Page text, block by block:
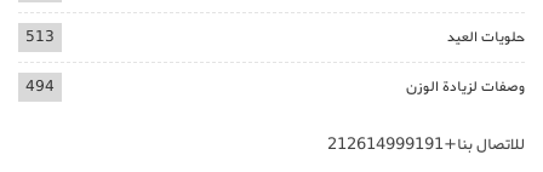
حلويات العيد 513
وصفات لزيادة الوزن 494
للاتصال بنا+212614999191